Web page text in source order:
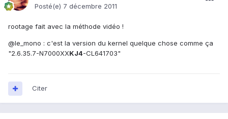
Posté(e) 7 décembre 2011
rootage fait avec la méthode vidéo !
@le_mono : c'est la version du kernel quelque chose comme ça
"2.6.35.7-N7000XXKJ4-CL641703"
Citer